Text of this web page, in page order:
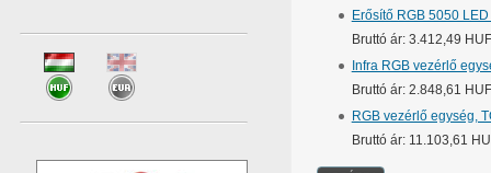
Erősítő RGB 5050
Bruttó ár: 3.412,49 HUF
Infra RGB vezérlő
Bruttó ár: 2.848,61 HUF
RGB vezérlő egység,
Bruttó ár: 11.103,61